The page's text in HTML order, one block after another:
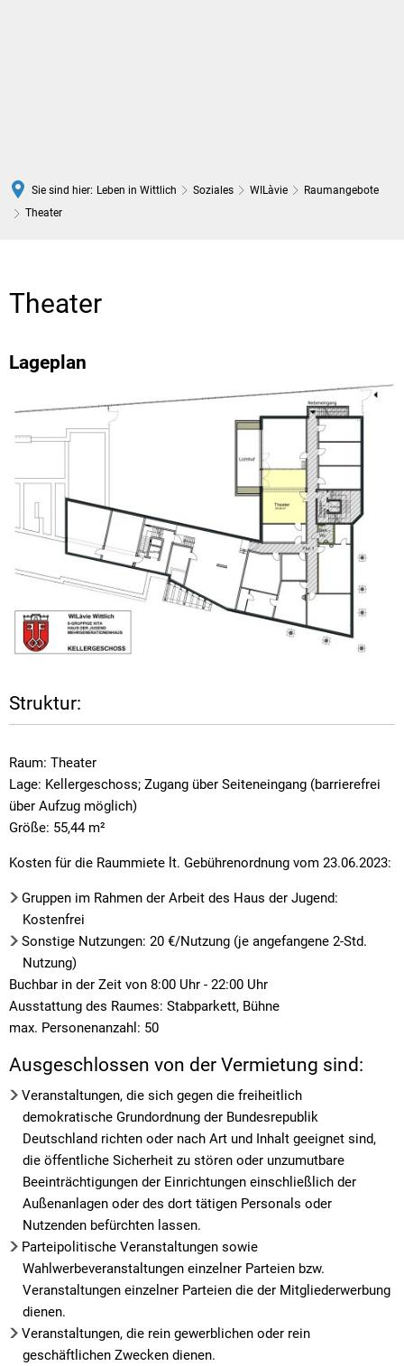
Sie sind hier: Leben in Wittlich Soziales WILàvie
Raumangebote
Theater
Theater
Lageplan
Struktur:
Raum: Theater
Lage: Kellergeschoss; Zugang über Seiteneingang (barrierefrei
über Aufzug möglich)
Größe: 55,44 m²
Kosten für die Raummiete lt. Gebührenordnung vom 23.06.2023:
Gruppen im Rahmen der Arbeit des Haus der Jugend:
Kostenfrei
Sonstige Nutzungen: 20 €/Nutzung (je angefangene 2-Std.
Nutzung)
Buchbar in der Zeit von 8:00 Uhr - 22:00 Uhr
Ausstattung des Raumes: Stabparkett, Bühne
max. Personenanzahl: 50
Ausgeschlossen von der Vermietung sind:
Veranstaltungen, die sich gegen die freiheitlich
demokratische Grundordnung der Bundesrepublik
Deutschland richten oder nach Art und Inhalt geeignet sind,
die öffentliche Sicherheit zu stören oder unzumutbare
Beeinträchtigungen der Einrichtungen einschließlich der
Außenanlagen oder des dort tätigen Personals oder
Nutzenden befürchten lassen.
Parteipolitische Veranstaltungen sowie
Wahlwerbeveranstaltungen einzelner Parteien bzw.
Veranstaltungen einzelner Parteien die der Mitgliederwerbung
dienen.
Veranstaltungen, die rein gewerblichen oder rein
geschäftlichen Zwecken dienen.